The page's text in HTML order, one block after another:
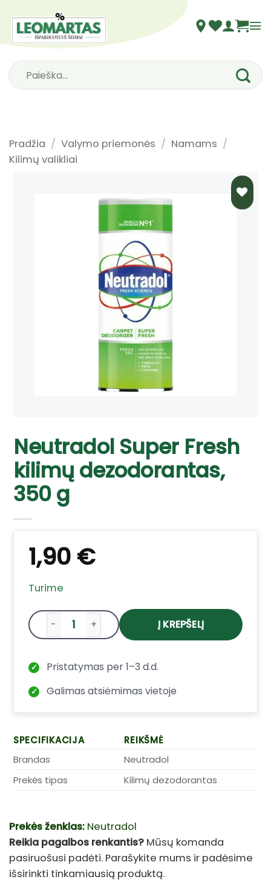
content
Ieškoti:
Pradžia / Valymo priemonės / Namams /
Kilimų valikliai
Neutradol Super Fresh
kilimų dezodorantas,
350 g
1,90 €
Turime
produkto kiekis: Neutradol Super Fresh
Į KREPŠELĮ
✓ Pristatymas per 1–3 d.d.
✓ Galimas atsiėmimas vietoje
SPECIFIKACIJA
REIKŠMĖ
Brandas
Neutradol
Prekės tipas
Kilimų dezodorantas
Prekės ženklas: Neutradol
Reikia pagalbos renkantis? Mūsų komanda
pasiruošusi padėti. Parašykite mums ir padėsime
išsirinkti tinkamiausią produktą.